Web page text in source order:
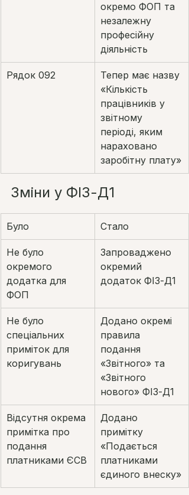
окремо ФОП та
незалежну
професійну
діяльність
Рядок 092
Тепер має назву
«Кількість
працівників у
звітному
періоді, яким
нараховано
заробітну плату»
Зміни у ФІЗ-Д1
Було Стало
Не було
окремого
додатка для
ФОП
Запроваджено
окремий
додаток ФІЗ-Д1
Не було
спеціальних
приміток для
коригувань
Додано окремі
правила
подання
«Звітного» та
«Звітного
нового» ФІЗ-Д1
Відсутня окрема
примітка про
подання
платниками ЄСВ
Додано
примітку
«Подається
платниками
єдиного внеску»